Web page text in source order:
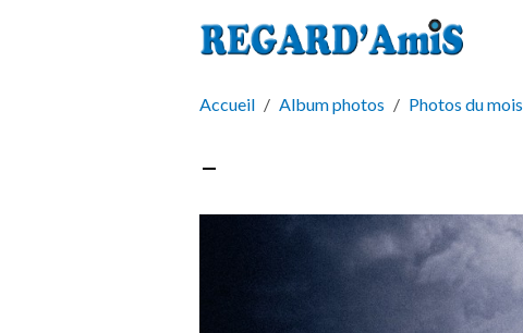
Accueil Album photos Photos du mois
-